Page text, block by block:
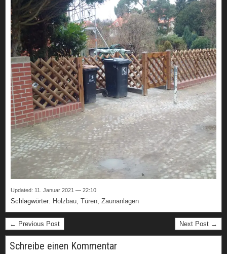
Updated: 11. Januar 2021 — 22:10
Schlagwörter: Holzbau, Türen, Zaunanlagen
← Previous Post Next Post →
Schreibe einen Kommentar